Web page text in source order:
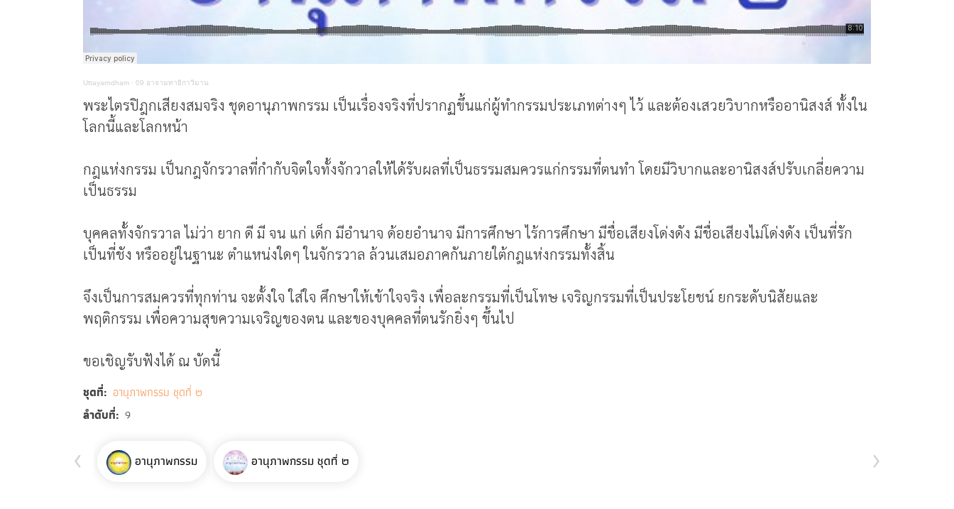
Uttayarndham · 09 อาจามทายิกาวิมาน
พระไตรปิฎกเสียงสมจริง ชุดอานุภาพกรรม เป็นเรื่องจริงที่ปรากฏขึ้นแก่ผู้ทำกรรมประเภทต่างๆ ไว้ และต้องเสวยวิบากหรืออานิสงส์ ทั้งใน
โลกนี้และโลกหน้า
กฎแห่งกรรม เป็นกฎจักรวาลที่กำกับจิตใจทั้งจักวาลให้ได้รับผลที่เป็นธรรมสมควรแก่กรรมที่ตนทำ โดยมีวิบากและอานิสงส์ปรับเกลี่ยความ
เป็นธรรม
บุคคลทั้งจักรวาล ไม่ว่า ยาก ดี มี จน แก่ เด็ก มีอำนาจ ด้อยอำนาจ มีการศึกษา ไร้การศึกษา มีชื่อเสียงโด่งดัง มีชื่อเสียงไม่โด่งดัง เป็นที่รัก
เป็นที่ชัง หรืออยู่ในฐานะ ตำแหน่งใดๆ ในจักรวาล ล้วนเสมอภาคกันภายใต้กฎแห่งกรรมทั้งสิ้น
จึงเป็นการสมควรที่ทุกท่าน จะตั้งใจ ใส่ใจ ศึกษาให้เข้าใจจริง เพื่อละกรรมที่เป็นโทษ เจริญกรรมที่เป็นประโยชน์ ยกระดับนิสัยและ
พฤติกรรม เพื่อความสุขความเจริญของตน และของบุคคลที่ตนรักยิ่งๆ ขึ้นไป
ขอเชิญรับฟังได้ ณ บัดนี้
ชุดที่ อานุภาพกรรม ชุดที่ ๒
ลำดับที่ 9
อานุภาพกรรม อานุภาพกรรม ชุดที่ ๒
‹ ›